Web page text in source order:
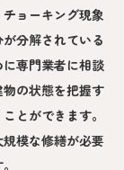
ョーキング現象
分解されている
専門業者に相談
の状態を把握す
とができます。
模な修繕が必要